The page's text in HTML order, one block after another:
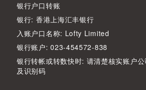
银行户口转账
银行: 香港上海汇丰银行
入账户口名称: Lofty Limited
银行账户: 023-454572-838
银行转帐或转数快时: 请清楚核实账户
及识别码